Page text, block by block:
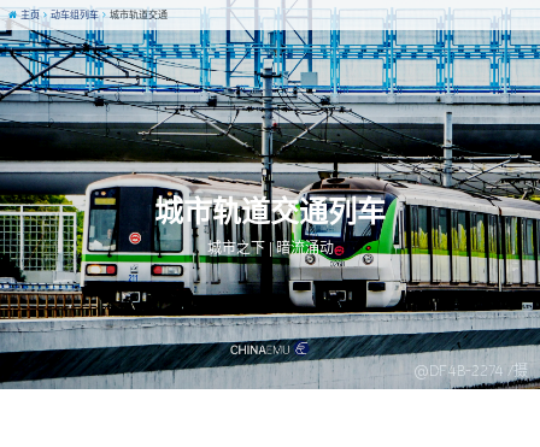
@DF4B-2274 /摄
城市轨道交通列车
城市之下 | 暗流涌动
主页 动车组列车 城市轨道交通